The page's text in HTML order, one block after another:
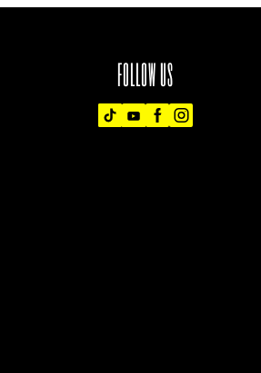
FOLLOW US